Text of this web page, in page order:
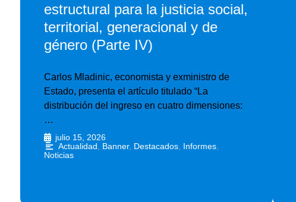
estructural para la justicia social,
territorial, generacional y de
género (Parte IV)
Carlos Mladinic, economista y exministro de
Estado, presenta el artículo titulado “La
distribución del ingreso en cuatro dimensiones:
…
julio 15, 2026
Actualidad Banner, Destacados, Informes,
Noticias